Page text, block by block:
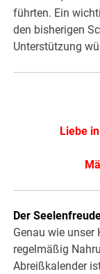
führten. Ein
den bisherigen
Unterstützung
Liebe
Der
Genau wie unser
regelmäßig
Abreißkalender